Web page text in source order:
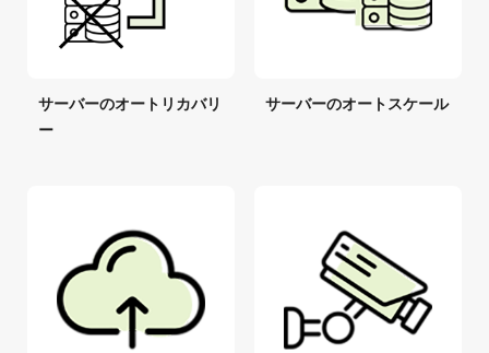
サーバーのオートリカバリ
ー
サーバーのオートスケール